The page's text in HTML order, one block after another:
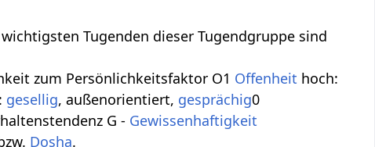
Tugenden dieser Tugendgruppe sind
zum Persönlichkeitsfaktor O1 Offenheit hoch:
gesellig, außenorientiert, gesprächig0
G - Gewissenhaftigkeit
Dosha.